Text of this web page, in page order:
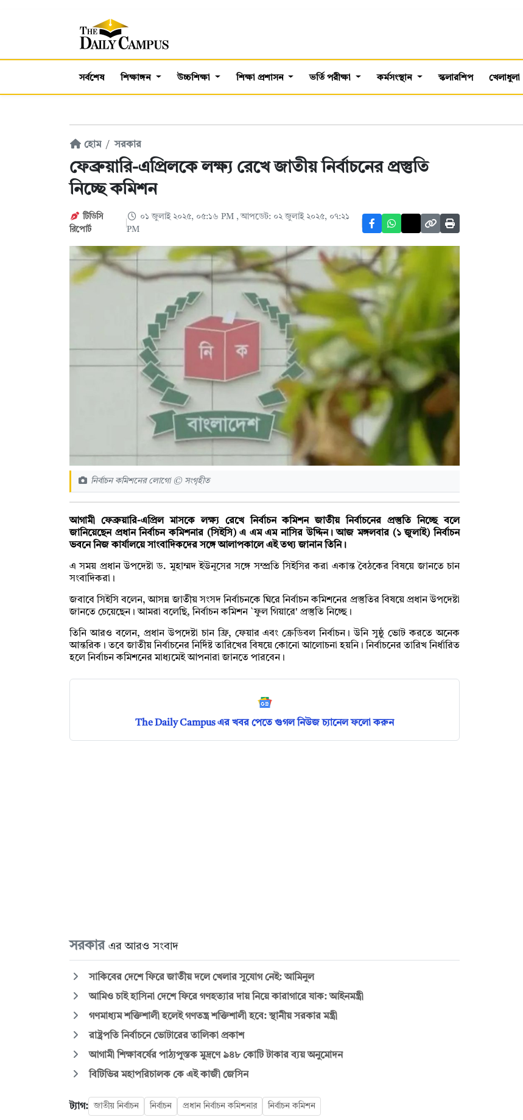
সর্বশেষ শিক্ষাঙ্গন উচ্চশিক্ষা শিক্ষা প্রশাসন ভর্তি পরীক্ষা কর্মসংস্থান স্কলারশিপ খেলাধুলা
হোম সরকার
ফেব্রুয়ারি-এপ্রিলকে লক্ষ্য রেখে জাতীয় নির্বাচনের প্রস্তুতি
নিচ্ছে কমিশন
টিডিসি
রিপোর্ট
০১ জুলাই ২০২৫, ০৫:১৬ PM , আপডেট: ০২ জুলাই ২০২৫, ০৭:২১
PM
নির্বাচন কমিশনের লোগো © সংগৃহীত
আগামী ফেব্রুয়ারি-এপ্রিল মাসকে লক্ষ্য রেখে নির্বাচন কমিশন জাতীয় নির্বাচনের প্রস্তুতি নিচ্ছে বলে
জানিয়েছেন প্রধান নির্বাচন কমিশনার (সিইসি) এ এম এম নাসির উদ্দিন। আজ মঙ্গলবার (১ জুলাই) নির্বাচন
ভবনে নিজ কার্যালয়ে সাংবাদিকদের সঙ্গে আলাপকালে এই তথ্য জানান তিনি।
এ সময় প্রধান উপদেষ্টা ড. মুহাম্মদ ইউনূসের সঙ্গে সম্প্রতি সিইসির করা একান্ত বৈঠকের বিষয়ে জানতে চান
সংবাদিকরা।
জবাবে সিইসি বলেন, আসন্ন জাতীয় সংসদ নির্বাচনকে ঘিরে নির্বাচন কমিশনের প্রস্তুতির বিষয়ে প্রধান উপদেষ্টা
জানতে চেয়েছেন। আমরা বলেছি, নির্বাচন কমিশন `ফুল গিয়ারে' প্রস্তুতি নিচ্ছে।
তিনি আরও বলেন, প্রধান উপদেষ্টা চান ফ্রি, ফেয়ার এবং ক্রেডিবল নির্বাচন। উনি সুষ্ঠু ভোট করতে অনেক
আন্তরিক। তবে জাতীয় নির্বাচনের নির্দিষ্ট তারিখের বিষয়ে কোনো আলোচনা হয়নি। নির্বাচনের তারিখ নির্ধারিত
হলে নির্বাচন কমিশনের মাধ্যমেই আপনারা জানতে পারবেন।
The Daily Campus এর খবর পেতে গুগল নিউজ চ্যানেল ফলো করুন
সরকার এর আরও সংবাদ
সাকিবের দেশে ফিরে জাতীয় দলে খেলার সুযোগ নেই: আমিনুল
আমিও চাই হাসিনা দেশে ফিরে গণহত্যার দায় নিয়ে কারাগারে যাক: আইনমন্ত্রী
গণমাধ্যম শক্তিশালী হলেই গণতন্ত্র শক্তিশালী হবে: স্থানীয় সরকার মন্ত্রী
রাষ্ট্রপতি নির্বাচনে ভোটারের তালিকা প্রকাশ
আগামী শিক্ষাবর্ষের পাঠ্যপুস্তক মুদ্রণে ৯৪৮ কোটি টাকার ব্যয় অনুমোদন
বিটিভির মহাপরিচালক কে এই কাজী জেসিন
ট্যাগ: জাতীয় নির্বাচন নির্বাচন প্রধান নির্বাচন কমিশনার নির্বাচন কমিশন